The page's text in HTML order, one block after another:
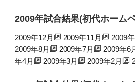
2009年試合結果(初代ホーム
2009年12月 2009年11月 2009
2009年8月
2009年7月 2009年6
年4月
2009年3月 2009年2月